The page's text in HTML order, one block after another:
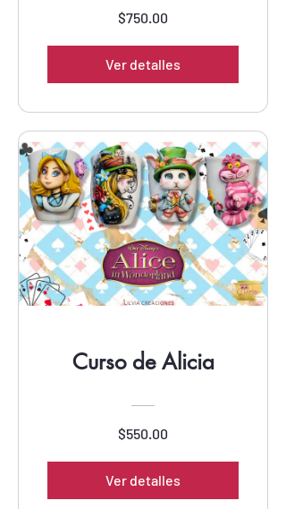
$750.00
Ver detalles
Curso de Alicia
$550.00
Ver detalles